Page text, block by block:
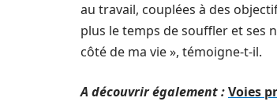
au travail, couplées à des
plus le temps de souffler et ses
côté de ma vie », témoigne-t-il.
A découvrir également :Voies